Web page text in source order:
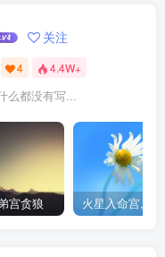
关注
4 4.4W+
么都没有写...
宫贪狼